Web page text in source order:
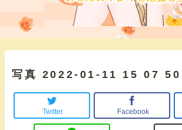
写真 2022-01-11 15 07 50
Twitter Facebook